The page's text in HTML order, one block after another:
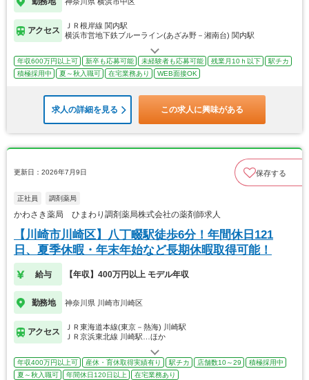
アクセス
ＪＲ根岸線 関内駅
横浜市営地下鉄ブルーライン(あざみ野－湘南台) 関内駅
年収600万円以上可 新卒も応募可能 未経験者も応募可能 残業月10ｈ以下
駅チカ
積極採用中
夏～秋入職可 在宅業務あり WEB面接OK
求人の詳細を見る この求人に興味がある
更新日：2026年7月9日 保存する
正社員 調剤薬局
かわさき薬局 ひまわり調剤薬局株式会社の薬剤師求人
【川崎市川崎区】八丁畷駅徒歩6分！年間休日121
日、夏季休暇・年末年始など長期休暇取得可能！
給与 【年収】400万円以上 モデル年収
勤務地 神奈川県 川崎市川崎区
アクセス
ＪＲ東海道本線(東京－熱海) 川崎駅
ＪＲ京浜東北線 川崎駅…ほか
年収400万円以上可 産休・育休取得実績有り 駅チカ 店舗数10～29
積極採用中
夏～秋入職可
年間休日120日以上 在宅業務あり